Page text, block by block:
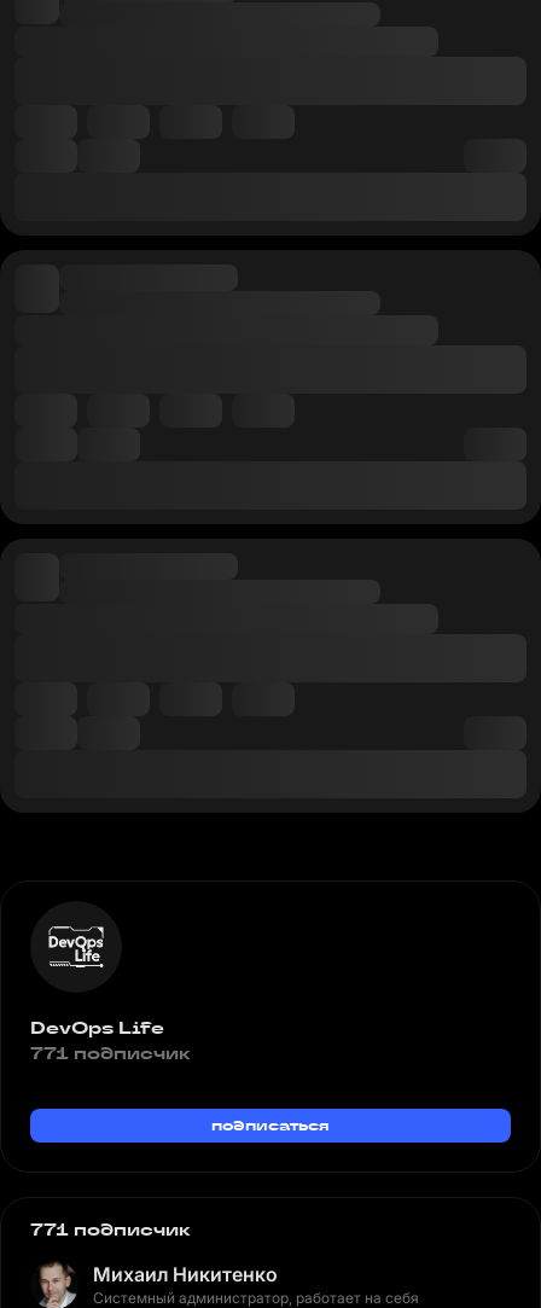
DevOps Life
771 подписчик
подписаться
771 подписчик
Михаил Никитенко
Системный администратор, работает на себя